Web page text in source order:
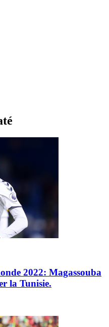
2022: Magassouba
la Tunisie.